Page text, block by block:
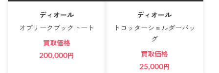
ディオール
オブリークブックトート
買取価格
200,000円
ディオール
トロッターショルダーバッ
グ
買取価格
25,000円